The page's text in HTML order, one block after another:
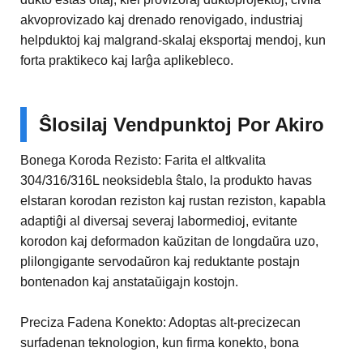
akvoprovizado kaj drenado renovigado, industriaj
helpduktoj kaj malgrand-skalaj eksportaj mendoj, kun
forta praktikeco kaj larĝa aplikebleco.
Ŝlosilaj Vendpunktoj Por Akiro
Bonega Koroda Rezisto: Farita el altkvalita
304/316/316L neoksidebla ŝtalo, la produkto havas
elstaran korodan reziston kaj rustan reziston, kapabla
adaptiĝi al diversaj severaj labormedioj, evitante
korodon kaj deformadon kaŭzitan de longdaŭra uzo,
plilongigante servodaŭron kaj reduktante postajn
bontenadon kaj anstataŭigajn kostojn.
Preciza Fadena Konekto: Adoptas alt-precizecan
surfadenan teknologion, kun firma konekto, bona